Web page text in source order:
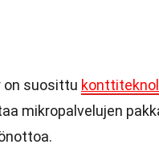
on suosittu
mikropalvelujen